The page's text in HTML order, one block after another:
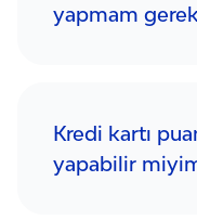
yapmam
Kredi kartı
yapabilir